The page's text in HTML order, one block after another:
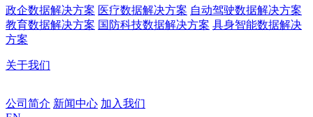
政企数据解决方案 医疗数据解决方案 自动驾驶数据解决方案
教育数据解决方案 国防科技数据解决方案 具身智能数据解决
方案
关于我们
公司简介 新闻中心 加入我们